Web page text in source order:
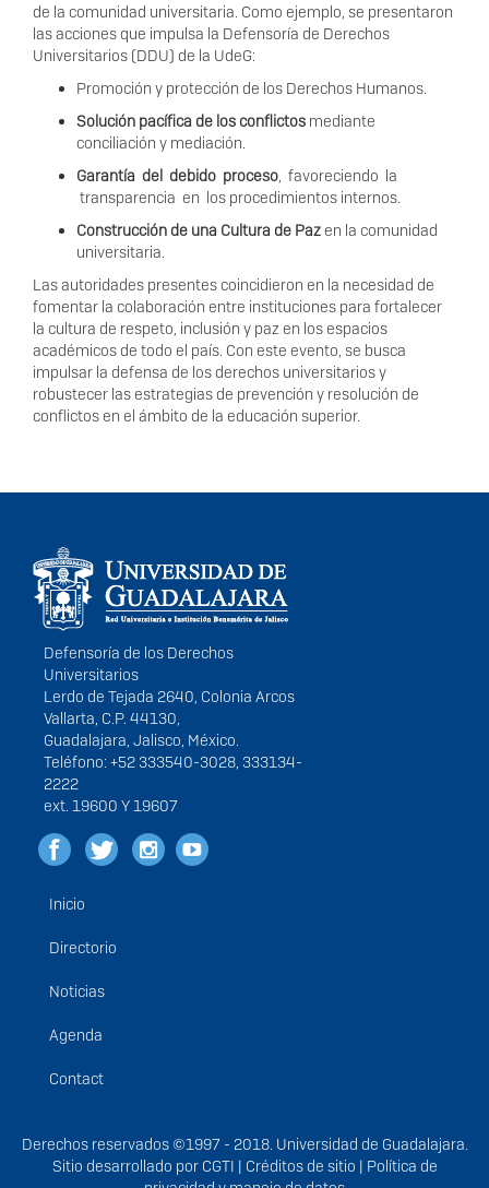
de la comunidad universitaria. Como ejemplo, se presentaron
lasacciones que impulsa la Defensoría de Derechos
Universitarios (DDU) de la UdeG:
Promoción y protección de los Derechos Humanos.
Solución pacífica de los conflictos mediante
conciliación y mediación.
Garantía del debido proceso, favoreciendo la
transparencia en los procedimientos internos.
Construcción de una Cultura de Paz en la comunidad
universitaria.
Las autoridades presentes coincidieron en la necesidad de
fomentar la colaboración entre instituciones para fortalecer
la cultura de respeto, inclusión y paz en los espacios
académicos de todo el país. Con este evento, se busca
impulsar la defensa de los derechos universitarios y
robustecer las estrategias de prevención y resolución de
confictos en el ámbito de la educación superior.
Información del
portal
Defensoría de los Derechos
Universitarios
Lerdo de Tejada 2640, Colonia Arcos
Vallarta, C.P. 44130,
Guadalajara, Jalisco, México.
Teléfono: +52 333540-3028, 333134-
2222
ext. 19600 Y 19607
Menú
principal
Inicio
Directorio
Noticias
Agenda
Contact
Derechos
Derechos reservados ©1997 - 2018. Universidad de Guadalajara.
Sitio desarrollado por CGTI | Créditos de sitio | Política de